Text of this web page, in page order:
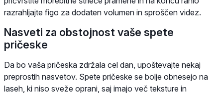
razrahljajte figo za dodaten volumen in sproščen videz.
Nasveti za obstojnost vaše spete
pričeske
Da bo vaša pričeska zdržala cel dan, upoštevajte nekaj
preprostih nasvetov. Spete pričeske se bolje obnesejo na
laseh, ki niso sveže oprani, saj imajo več teksture in